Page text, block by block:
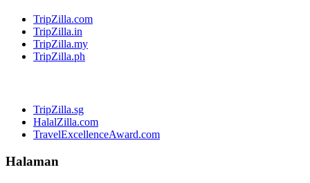
TripZilla.com
TripZilla.in
TripZilla.my
TripZilla.ph
TripZilla.sg
HalalZilla.com
TravelExcellenceAward.com
Halaman